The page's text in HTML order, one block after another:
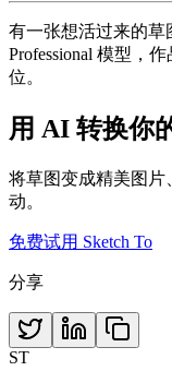
有一张想活过来的草
Professional 模型，
位。
用 AI 转换你
将草图变成精美图
动。
免费试用 Sketch To
分享
ST